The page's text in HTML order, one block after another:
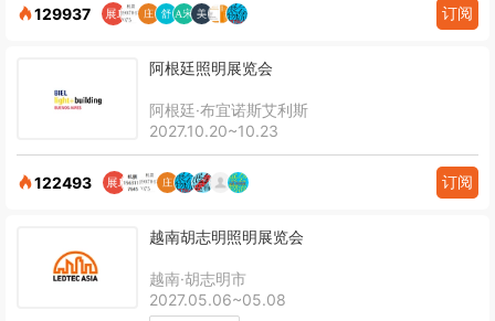
129937 订阅
阿根廷照明展览会
阿根廷·布宜诺斯艾利斯
2027.10.20~10.23
122493 订阅
越南胡志明照明展览会
越南·胡志明市
2027.05.06~05.08